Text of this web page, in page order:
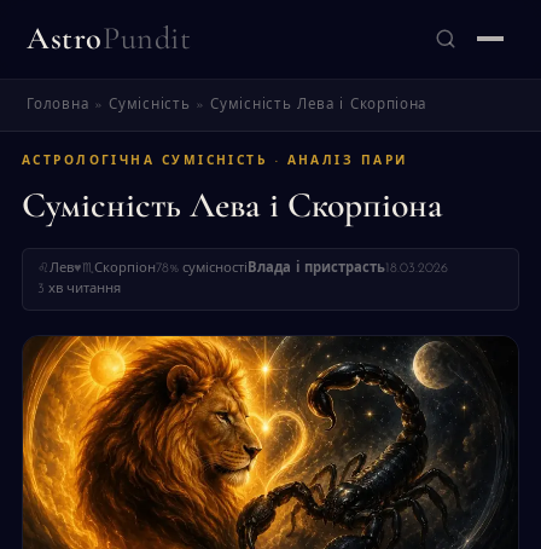
AstroPundit
Головна »Сумісність »Сумісність Лева і Скорпіона
АСТРОЛОГІЧНА СУМІСНІСТЬ · АНАЛІЗ ПАРИ
Сумісність Лева і Скорпіона
♌Лев♥ ♏Скорпіон78% сумісності Влада і пристрасть18.03.2026
3 хв читання